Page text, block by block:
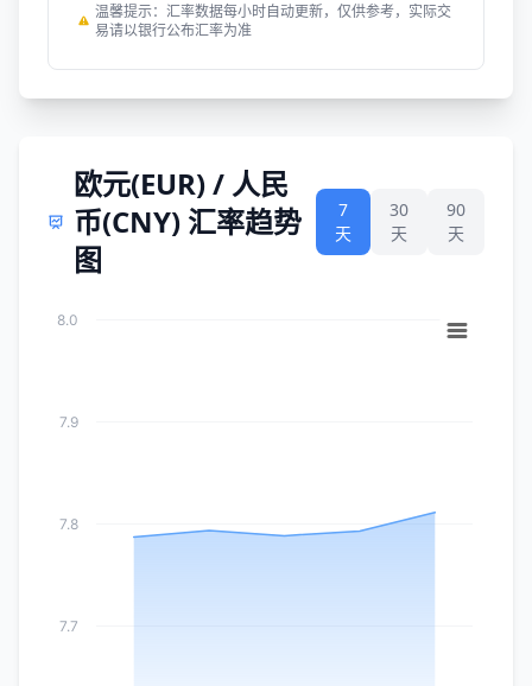
温馨提示：汇率数据每小时自动更新，仅供参考，实际交
易请以银行公布汇率为准
欧元(EUR) / 人民
币(CNY) 汇率趋势
图
7
天
30
天
90
天
7.7
7.8
7.9
8.0